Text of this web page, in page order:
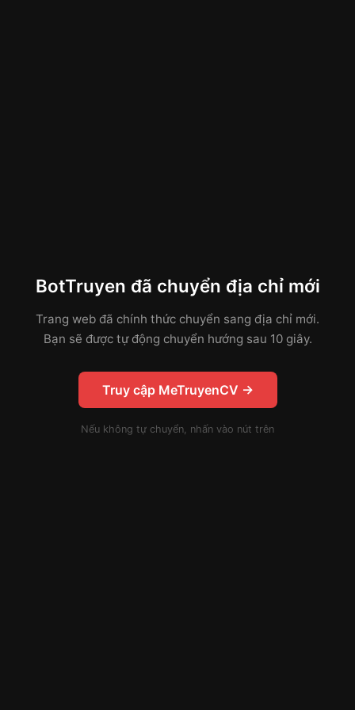
BotTruyen đã chuyển địa chỉ mới
Trang web đã chính thức chuyển sang địa chỉ mới.
Bạn sẽ được tự động chuyển hướng sau 10 giây.
Truy cập MeTruyenCV →
Nếu không tự chuyển, nhấn vào nút trên